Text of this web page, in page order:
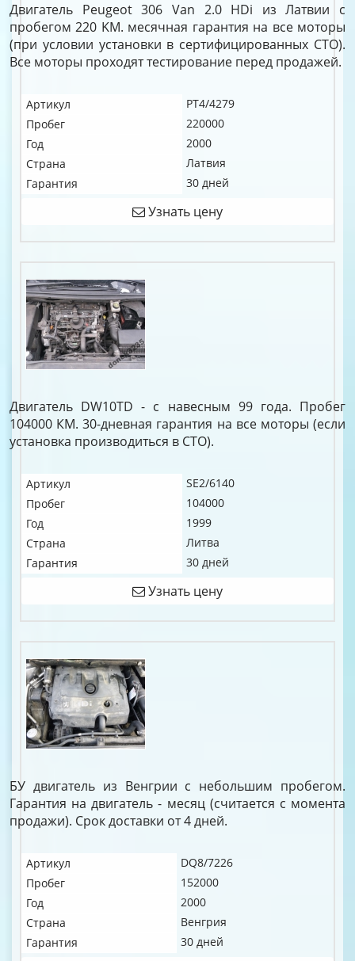
Двигатель Peugeot 306 Van 2.0 HDi из Латвии с
пробегом 220 KM. месячная гарантия на все моторы
(при условии установки в сертифицированных СТО).
Все моторы проходят тестирование перед продажей.
Артикул
PT4/4279
Пробег
220000
Год
2000
Страна
Латвия
Гарантия
30 дней
Узнать цену
Двигатель DW10TD - с навесным 99 года. Пробег
104000 КМ. 30-дневная гарантия на все моторы (если
установка производиться в СТО).
Артикул
SE2/6140
Пробег
104000
Год
1999
Страна
Литва
Гарантия
30 дней
Узнать цену
БУ двигатель из Венгрии с небольшим пробегом.
Гарантия на двигатель - месяц (считается с момента
продажи). Срок доставки от 4 дней.
Артикул
DQ8/7226
Пробег
152000
Год
2000
Страна
Венгрия
Гарантия
30 дней